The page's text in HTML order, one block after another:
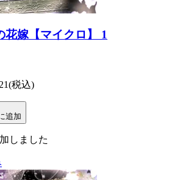
花嫁【マイクロ】 1
(税込)
追加
しました